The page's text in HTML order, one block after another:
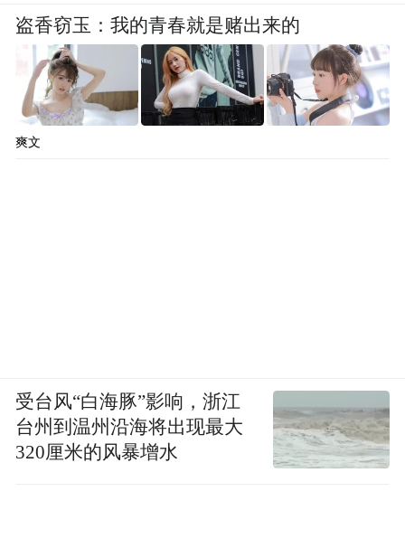
盗香窃玉：我的青春就是赌出来的
爽文
受台风“白海豚”影响，浙江
台州到温州沿海将出现最大
320厘米的风暴增水